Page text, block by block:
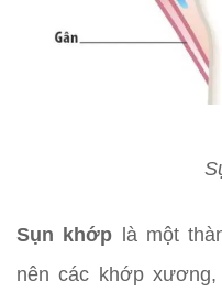
Sụn khớp là một
nên các khớp